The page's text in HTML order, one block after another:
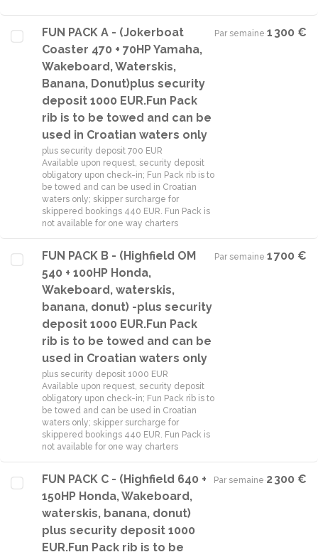
FUN PACK A - (Jokerboat
Coaster 470 + 70HP Yamaha,
Wakeboard, Waterskis,
Banana, Donut)plus security
deposit 1000 EUR.Fun Pack
rib is to be towed and can be
used in Croatian waters only
plus security deposit 700 EUR
Available upon request, security deposit
obligatory upon check-in; Fun Pack rib is to
be towed and can be used in Croatian
waters only; skipper surcharge for
skippered bookings 440 EUR. Fun Pack is
not available for one way charters
Par semaine·1 300 €
FUN PACK B - (Highfield OM
540 + 100HP Honda,
Wakeboard, waterskis,
banana, donut) -plus security
deposit 1000 EUR.Fun Pack
rib is to be towed and can be
used in Croatian waters only
plus security deposit 1000 EUR
Available upon request, security deposit
obligatory upon check-in; Fun Pack rib is to
be towed and can be used in Croatian
waters only; skipper surcharge for
skippered bookings 440 EUR. Fun Pack is
not available for one way charters
Par semaine·1 700 €
FUN PACK C - (Highfield 640 +
150HP Honda, Wakeboard,
waterskis, banana, donut)
plus security deposit 1000
EUR.Fun Pack rib is to be
Par semaine·2 300 €